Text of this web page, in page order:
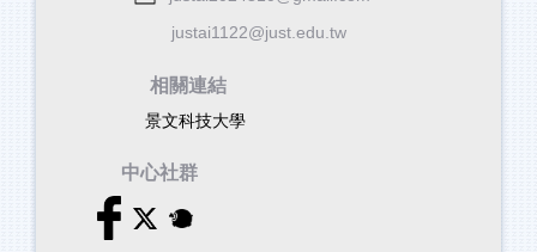
justai1122@just.edu.tw
相關連結
景文科技大學
中心社群